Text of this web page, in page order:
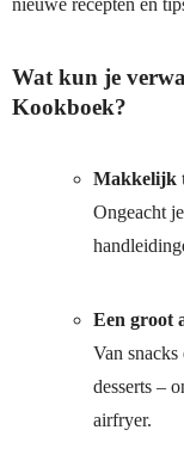
nieuwe recepten en
Wat kun je
Kookboek?
Makkelijk
Ongeacht
Een groot
Van
desserts –
airfryer.